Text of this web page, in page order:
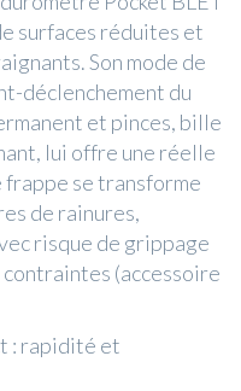
surfaces réduites et
Son mode de
déclenchement du
et pinces, bille
lui offre une réelle
se transforme
de rainures,
risque de grippage
(accessoire
: rapidité et